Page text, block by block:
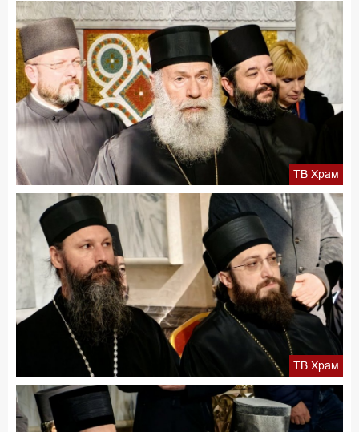
ТВ Храм
ТВ Храм